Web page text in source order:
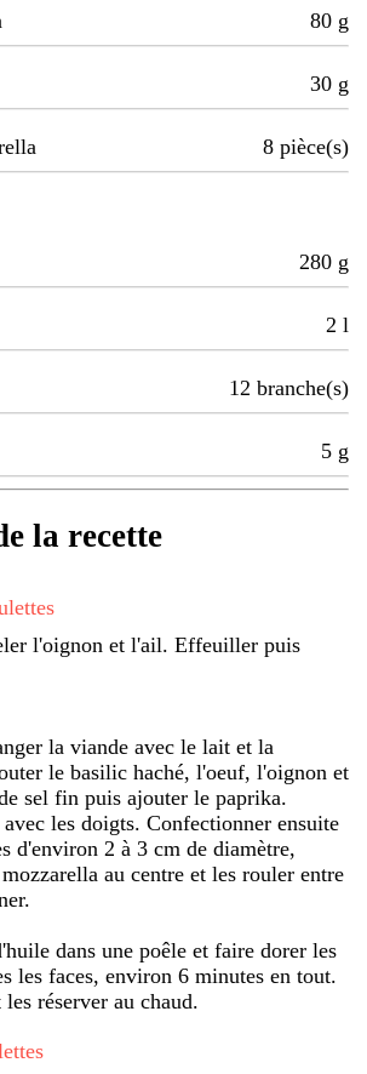
80 g
30 g
8 pièce(s)
280 g
2 l
12 branche(s)
5 g
la recette
l'oignon et l'ail. Effeuiller puis
la viande avec le lait et la
le basilic haché, l'oeuf, l'oignon et
sel fin puis ajouter le paprika.
les doigts. Confectionner ensuite
d'environ 2 à 3 cm de diamètre,
au centre et les rouler entre
dans une poêle et faire dorer les
les faces, environ 6 minutes en tout.
réserver au chaud.